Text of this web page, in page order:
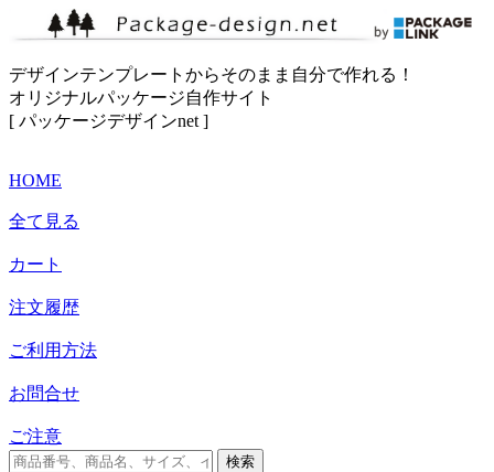
デザインテンプレートからそのまま自分で作れる！
オリジナルパッケージ自作サイト
[ パッケージデザインnet ]
HOME
全て見る
カート
注文履歴
ご利用方法
お問合せ
ご注意
検索